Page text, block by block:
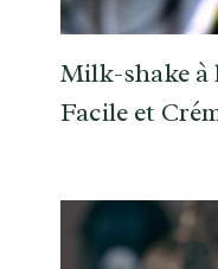
Milk-shake à
Facile et